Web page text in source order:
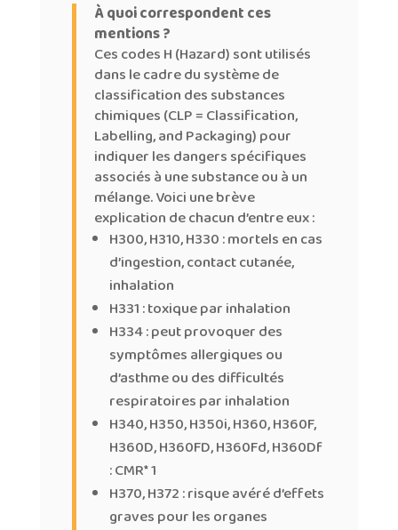
À quoi correspondent ces
mentions ?
Ces codes H (Hazard) sont utilisés
dans le cadre du système de
classification des substances
chimiques (CLP = Classification,
Labelling, and Packaging) pour
indiquer les dangers spécifiques
associés à une substance ou à un
mélange. Voici une brève
explication de chacun d’entre eux :
H300, H310, H330 : mortels en cas
d’ingestion, contact cutanée,
inhalation
H331 : toxique par inhalation
H334 : peut provoquer des
symptômes allergiques ou
d’asthme ou des difficultés
respiratoires par inhalation
H340, H350, H350i, H360, H360F,
H360D, H360FD, H360Fd, H360Df
: CMR* 1
H370, H372 : risque avéré d’effets
graves pour les organes